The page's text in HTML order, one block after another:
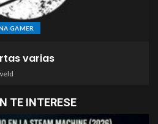
GAMER
varias
TE INTERESE